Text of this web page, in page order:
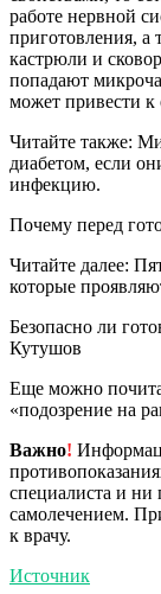
работе нервной
приготовления, а
кастрюли и
попадают
может привести к
Читайте также:
диабетом, если
инфекцию.
Почему перед
Читайте далее:
которые
Безопасно ли
Кутушов
Еще можно
«подозрение на
Важно!
специалиста и ни
самолечением.
к врачу.
Источник